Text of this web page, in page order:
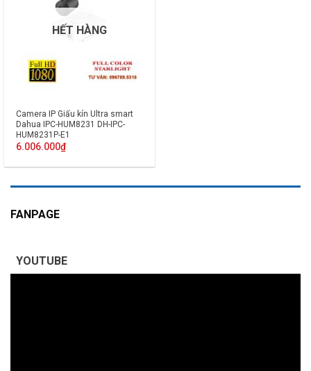
HẾT HÀNG
Camera IP Giấu kín Ultra smart
Dahua IPC-HUM8231 DH-IPC-
HUM8231P-E1
6.006.000₫
FANPAGE
YOUTUBE